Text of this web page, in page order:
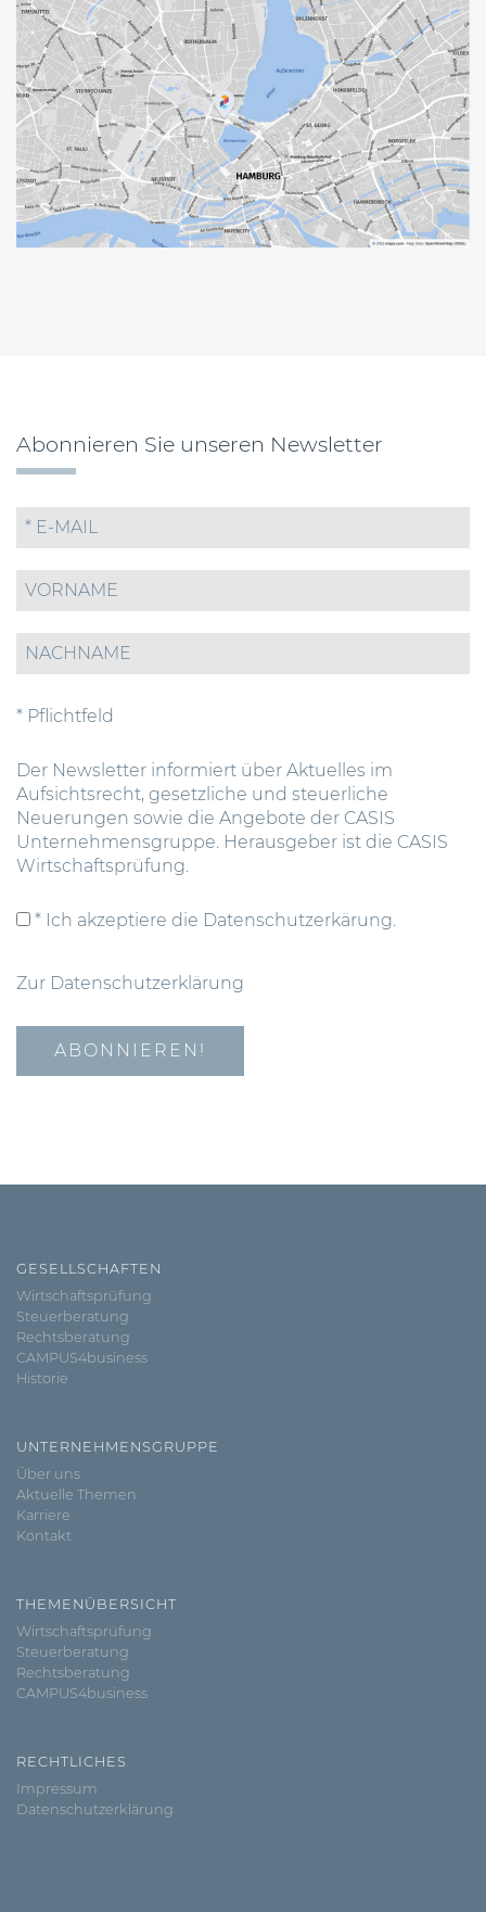
Abonnieren Sie unseren Newsletter
* Pflichtfeld
Der Newsletter informiert über Aktuelles im
Aufsichtsrecht, gesetzliche und steuerliche
Neuerungen sowie die Angebote der CASIS
Unternehmensgruppe. Herausgeber ist die CASIS
Wirtschaftsprüfung.
* Ich akzeptiere die Datenschutzerkärung.
Zur Datenschutzerklärung
GESELLSCHAFTEN
Wirtschaftsprüfung
Steuerberatung
Rechtsberatung
CAMPUS4business
Historie
UNTERNEHMENSGRUPPE
Über uns
Aktuelle Themen
Karriere
Kontakt
THEMENÜBERSICHT
Wirtschaftsprüfung
Steuerberatung
Rechtsberatung
CAMPUS4business
RECHTLICHES
Impressum
Datenschutzerklärung